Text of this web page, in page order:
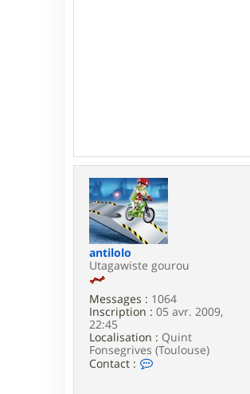
antilolo
Utagawiste gourou
Messages : 1064
Inscription : 05 avr. 2009,
22:45
Localisation : Quint
Fonsegrives (Toulouse)
Contact :